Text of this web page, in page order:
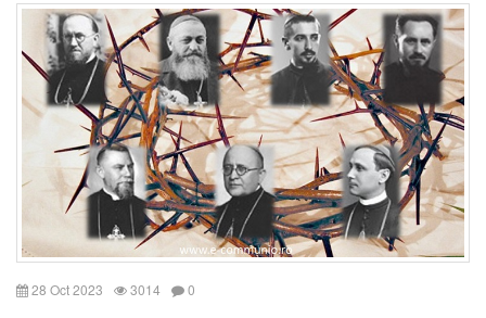
28 Oct 2023 3014 0